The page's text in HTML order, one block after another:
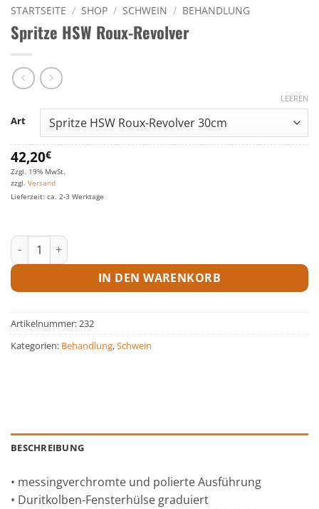
STARTSEITE / SHOP / SCHWEIN / BEHANDLUNG
Spritze HSW Roux-Revolver
Art
LEEREN
42,20€
Zzgl. 19% MwSt.
zzgl. Versand
Lieferzeit: ca. 2-3 Werktage
Spritze HSW Roux-Revolver Menge
IN DEN WARENKORB
Artikelnummer:232
Kategorien: Behandlung,Schwein
BESCHREIBUNG
• messingverchromte und polierte Ausführung
• Duritkolben-Fensterhülse graduiert